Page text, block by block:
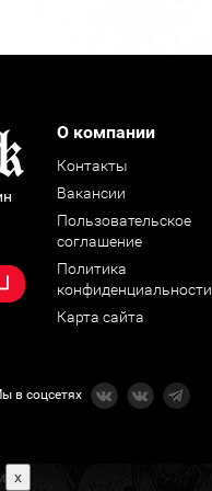
О компании
Контакты
Вакансии
Пользовательское
соглашение
Политика
конфиденциальности
Карта сайта
в соцсетях
x